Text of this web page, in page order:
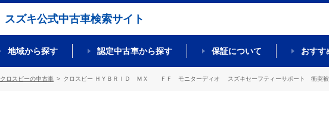
スズキ公式中古車検索サイト
地域から探す 認定中古車から探す 保証について おすす
クロスビーの中古車 クロスビー ＨＹＢＲＩＤ ＭＸ ＦＦ モニターディオ スズキセーフティーサポート 衝突被